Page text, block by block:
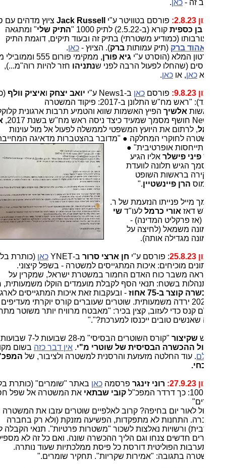
כאן.
פורסם בטוויטר ע"יJack Russellציוץ מדהים עם סרטון
בן כספיתקורא (ב-2.5.22) לתיק 1000 " התיק שלי" ומתגאה
(כמודיע משטרתי) בתיק זה ובעוד תיקים, דוגמת התיק
ברק(תיק עמותותברק). הציוץ -כאן.
המלא (הוסרט ע"יגיא פורן
, ממקימי פורום 555 וממובילי מחאת
(שהחלו לפעול הרבה לפני ש נתניהוחזר להיות רוה"מ...),
, אוכאן
פורסםכאןב-News1 ע"י יואב יצחקו איציק וולף(כותרת
בלבד): "ראש מח"ש התלונן ב-2017: פיקוד המשטרה
אלשיךהפיץ האשמות שווא והטמיע תרבות ארגונית קלוקלת.
אורי
, לרתום את היועץ המשפטי לממשלה לפעול אל מול עוינות
לחוקרי המחלקה ● "מדובר בהצטברות מדאיגה המחייבת בע
אופרטיבית" ●
פיני פישלראליו הגיע
הגיש תלונה לוועדת
בראשות השופט
הרן פיינשטיין."
מייל פנייתו הנזעמת של ר.
דאזאורי כרמל לעו"ד שי
(אז פרקליט המדינה) -
משמאל (לחיצה על
מגדילה אותה).
: פורסם ע"יחן ארצי סרורב-YNET כאן(כותרת בלבד):
מוכיחים: איכות המתגייסים למשטרה - בשפל קיצוני.
משבר כוח האדם החמור במשטרת ישראל, שמקרין על
בשטח: תנאי הסף לקבלת מועמדים הוקלו משמעותית,משך
קוצר ב-75 אחוז
- ובעקבות זאת איכות המתגייסים לארגון
ב-2023 ירדה משמעותית. שוטרים שעוברים קורס יוקרתי מעדיפים
קנס כדי לעזוב, קצין בכיר: "מאבטח מרוויח יותר משוטר מתחיל, אז
טובים ייכנסו למערכת?"."
שקיצור"קורס השוטרים הבסיסי" מ-28 שבועות ל-7 שבועות הוא
ההכשרה הבסיסית של שוטרי מ"י.אין דבר כזהבשום מקום
. עוד החלטה מזעזעת והרסנית למשטרה ולציבור, שלהמפכ"ל
רוני זינגרפרסמהכאןבאתר "שומרים" (כותרת בלבד):
קובי שבתאיאת המשטרה אל שפל חסר
לאור יום בחיפה? קרוב לאלפיים שוטרים עזבו את המשטרה בשנה
התחנות לא מתפקדות, הפשיעה מזנקת (ולא רק בחברה
ורשויות נאלצות לשכור "משטרות פרטיות". תנאי הקבלה לגיוס
חדשים צנחו וגם הליך ההכשרה שונה. ואם כל זה לא מספיק,
הפוליטית דורסת כל פיסת ממלכתיות שעוד נותרה.
בתגובה: "אמירות שקריות". תחקיר שומרים."